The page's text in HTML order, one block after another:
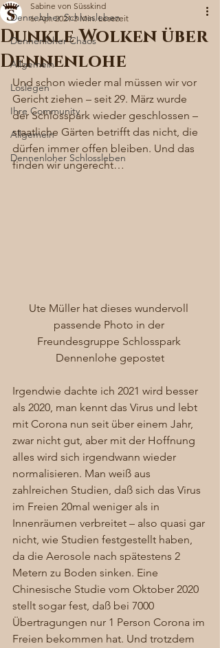
Denneloher Schlossleben
Dennenloher Chaos
Allgemein
Loslegen
Ihre Community
Allgemein
Dennenloher Schlossleben
Dunkle Wolken über
Dennenlohe
Sabine von Süsskind
6. Apr. 2021 3 Min. Lesezeit
Und schon wieder mal müssen wir vor
Gericht ziehen – seit 29. März wurde
der Schlosspark wieder geschlossen –
staatliche Gärten betrifft das nicht, die
dürfen immer offen bleiben. Und das
finden wir ungerecht…
Ute Müller hat dieses wundervoll
passende Photo in der
Freundesgruppe Schlosspark
Dennenlohe gepostet
Irgendwie dachte ich 2021 wird besser
als 2020, man kennt das Virus und lebt
mit Corona nun seit über einem Jahr,
zwar nicht gut, aber mit der Hoffnung
alles wird sich irgendwann wieder
normalisieren. Man weiß aus
zahlreichen Studien, daß sich das Virus
im Freien 20mal weniger als in
Innenräumen verbreitet – also quasi gar
nicht, wie Studien festgestellt haben,
da die Aerosole nach spätestens 2
Metern zu Boden sinken. Eine
Chinesische Studie vom Oktober 2020
stellt sogar fest, daß bei 7000
Übertragungen nur 1 Person Corona im
Freien bekommen hat. Und trotzdem